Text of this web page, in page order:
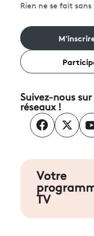
Rien ne se fait sans
Suivez-nous sur
réseaux !
Votre
TV